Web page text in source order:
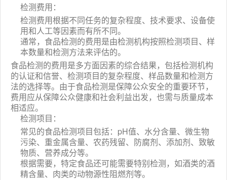
检测费用：
检测费用根据不同任务的复杂程度、技术要求、设备使
用和人工等因素而有所不同。
通常，食品检测的费用是由检测机构按照检测项目、样
本数量和检测方法来评估的。
食品检测的费用是多方面因素的综合结果，包括检测机构
的认证和信誉、检测项目的复杂程度、样品数量和检测方
法的选择等。由于食品检测是保障公众安全的重要环节，
费用应从保障公众健康和社会利益出发，也需与质量成本
相适应。
检测项目：
常见的食品检测项目包括：pH值、水分含量、微生物
污染、重金属含量、农药残留、防腐剂、添加剂、致敏
物质、营养成分等。
根据需要，特定食品还可能需要特别检测，如酒类的酒
精含量、肉类的动物源性阻燃剂等。